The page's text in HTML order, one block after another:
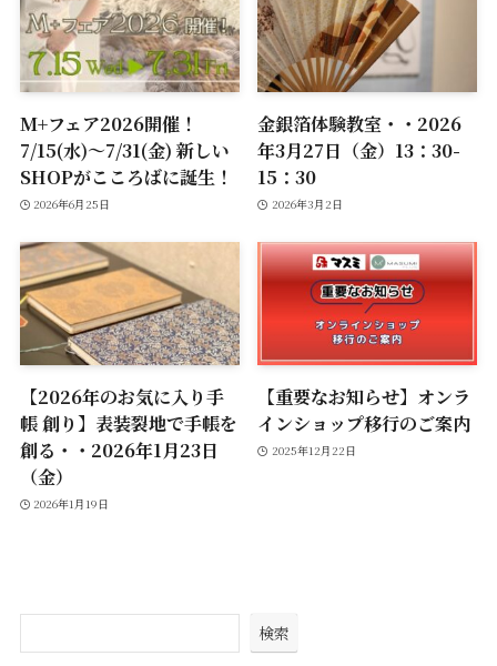
M+フェア2026開催！
7/15(水)～7/31(金) 新しい
SHOPがこころばに誕生！
2026年6月25日
金銀箔体験教室・・2026
年3月27日（金）13：30-
15：30
2026年3月2日
【2026年のお気に入り手
帳 創り】表装裂地で手帳を
創る・・2026年1月23日
（金）
2026年1月19日
【重要なお知らせ】オンラ
インショップ移行のご案内
2025年12月22日
検索